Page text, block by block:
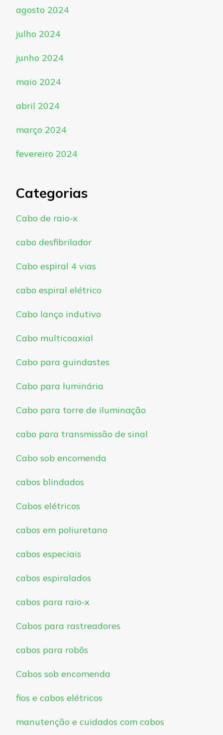
agosto 2024
julho 2024
junho 2024
maio 2024
abril 2024
março 2024
fevereiro 2024
Categorias
Cabo de raio-x
cabo desfibrilador
Cabo espiral 4 vias
cabo espiral elétrico
Cabo lanço indutivo
Cabo multicoaxial
Cabo para guindastes
Cabo para luminária
Cabo para torre de iluminação
cabo para transmissão de sinal
Cabo sob encomenda
cabos blindados
Cabos elétricos
cabos em poliuretano
cabos especiais
cabos espiralados
cabos para raio-x
Cabos para rastreadores
cabos para robôs
Cabos sob encomenda
fios e cabos elétricos
manutenção e cuidados com cabos